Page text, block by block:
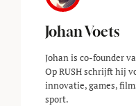
Johan Voets
Johan is co-founder
Op RUSH schrijft hij
innovatie, games,
sport.